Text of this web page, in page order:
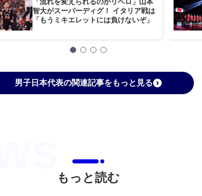
智大がスーパーディグ！ イタリア戦は
「もうミキエレットには負けないぞ」
男子日本代表の関連記事をもっと見る
もっと読む